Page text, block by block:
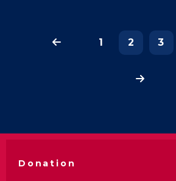
1 2 3
Donation